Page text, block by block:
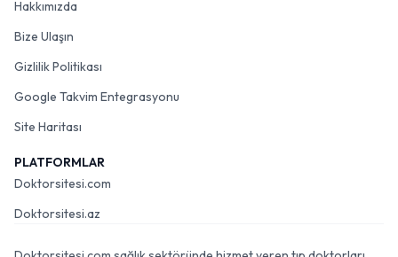
Hakkımızda
Bize Ulaşın
Gizlilik Politikası
Google Takvim Entegrasyonu
Site Haritası
PLATFORMLAR
Doktorsitesi.com
Doktorsitesi.az